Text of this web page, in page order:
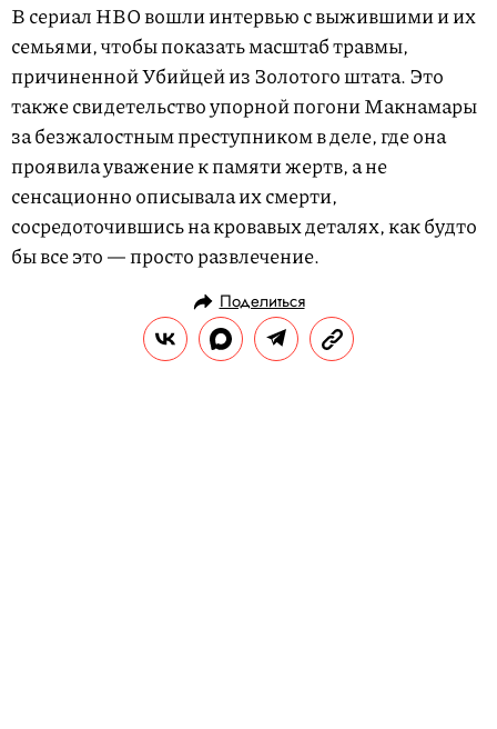
В сериал HBO вошли интервью с выжившими и их
семьями, чтобы показать масштаб травмы,
причиненной Убийцей из Золотого штата. Это
также свидетельство упорной погони Макнамары
за безжалостным преступником в деле, где она
проявила уважение к памяти жертв, а не
сенсационно описывала их смерти,
сосредоточившись на кровавых деталях, как будто
бы все это — просто развлечение.
Поделиться